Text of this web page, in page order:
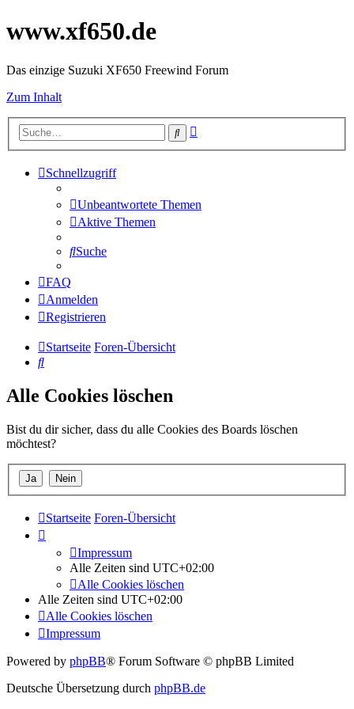
www.xf650.de
Das einzige Suzuki XF650 Freewind Forum
Zum Inhalt
Suche
Schnellzugriff
Unbeantwortete Themen
Aktive Themen
Suche
FAQ
Anmelden
Registrieren
Startseite Foren-Übersicht
Suche
Alle Cookies löschen
Bist du dir sicher, dass du alle Cookies des Boards löschen
möchtest?
Startseite Foren-Übersicht
Impressum
Alle Zeiten sind UTC+02:00
Alle Cookies löschen
Alle Zeiten sind UTC+02:00
Alle Cookies löschen
Impressum
Powered by phpBB® Forum Software © phpBB Limited
Deutsche Übersetzung durch phpBB.de